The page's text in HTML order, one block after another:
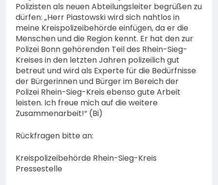
Polizisten als neuen Abteilungsleiter begrüßen zu
dürfen: „Herr Piastowski wird sich nahtlos in
meine Kreispolizeibehörde einfügen, da er die
Menschen und die Region kennt. Er hat den zur
Polizei Bonn gehörenden Teil des Rhein-Sieg-
Kreises in den letzten Jahren polizeilich gut
betreut und wird als Experte für die Bedürfnisse
der Bürgerinnen und Bürger im Bereich der
Polizei Rhein-Sieg-Kreis ebenso gute Arbeit
leisten. Ich freue mich auf die weitere
Zusammenarbeit!“ (Bi)
Rückfragen bitte an:
Kreispolizeibehörde Rhein-Sieg-Kreis
Pressestelle